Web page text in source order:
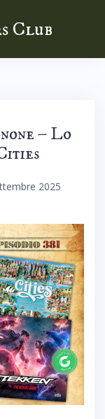
Club
– Lo
2025